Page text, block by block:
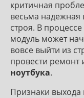
критичная
весьма надежная
строя. В
модуль может
вовсе выйти из
провести ремонт
ноутбука.
Признаки выхода